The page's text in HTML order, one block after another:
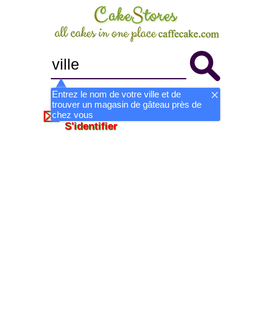
Entrez le nom de votre ville et de
trouver un magasin de gâteau près de
chez vous
Devenir magasin
S'identifier